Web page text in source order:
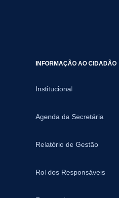
INFORMAÇÃO AO CIDADÃO
Institucional
Agenda da Secretária
Relatório de Gestão
Rol dos Responsáveis